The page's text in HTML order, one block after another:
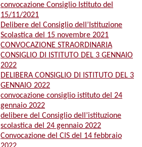
convocazione Consiglio Istituto del
15/11/2021
Delibere del Consiglio dell’Istituzione
Scolastica del 15 novembre 2021
CONVOCAZIONE STRAORDINARIA
CONSIGLIO DI ISTITUTO DEL 3 GENNAIO
2022
DELIBERA CONSIGLIO DI ISTITUTO DEL 3
GENNAIO 2022
convocazione consiglio istituto del 24
gennaio 2022
delibere del Consiglio dell’istituzione
scolastica del 24 gennaio 2022
Convocazione del CIS del 14 febbraio